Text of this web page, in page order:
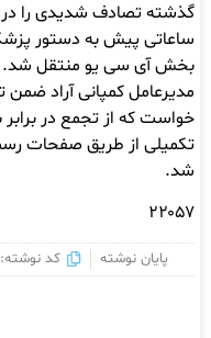
گذشته تصادف شدیدی را در
ساعاتی پیش به دستور
بخش آی سی یو منتقل شد.
مدیرعامل کمپانی آراد ضمن
خواست که از تجمع در برابر
تکمیلی از طریق صفحات
شد.
۲۲۰۵۷
پایان نوشته کد نوشته:9575